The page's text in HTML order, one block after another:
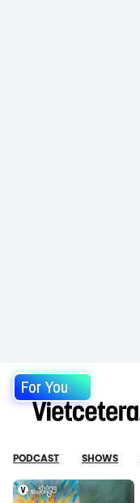
For You
PODCAST SHOWS